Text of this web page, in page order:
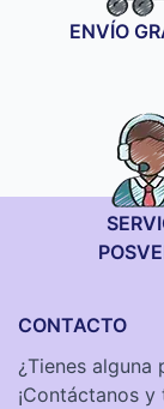
ENVÍO
CONTACTO
¿Tienes alguna
¡Contáctanos